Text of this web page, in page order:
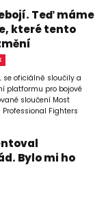
Teď máme
které tento
se oficiálně sloučily a
platformu pro bojové
sloučení Most
Fighters
Bylo mi ho